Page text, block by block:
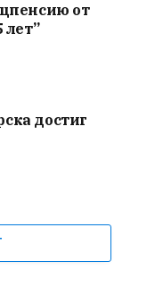
от
лет”
достиг